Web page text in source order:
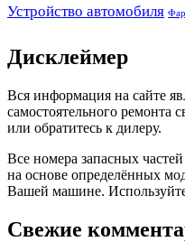
Устройство автомобиля
Дисклеймер
Вся информация на сайте
самостоятельного ремонта
или обратитесь к дилеру.
Все номера запасных
на основе определённых
Вашей машине.
Свежие